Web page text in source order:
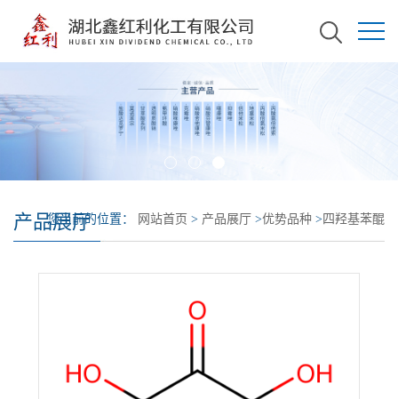
产品展厅
您当前的位置： 网站首页 > 产品展厅 >优势品种 > 四羟基苯醌